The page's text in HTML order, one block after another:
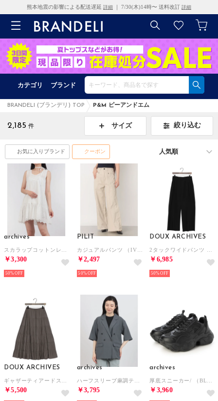
熊本地震の影響による配送遅延 詳細 ｜ 7/30(木)14時〜 送料改訂 詳細
カテゴリ ブランド
BRANDELI (ブランデリ) TOP P&M ピーアンドエム
2,185 件 サイズ 絞り込む
お気に入りブランド クーポン
archives
￥3,300
50%
PILIT
￥2,497
50%
DOUX ARCHIVES
￥6,985
50%
DOUX ARCHIVES
￥5,500
archives
￥3,795
archives
￥3,960